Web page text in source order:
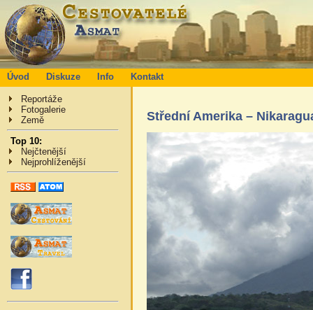
Úvod Diskuze Info Kontakt
Reportáže
Fotogalerie
Země
Top 10:
Nejčtenější
Nejprohlíženější
Střední Amerika –